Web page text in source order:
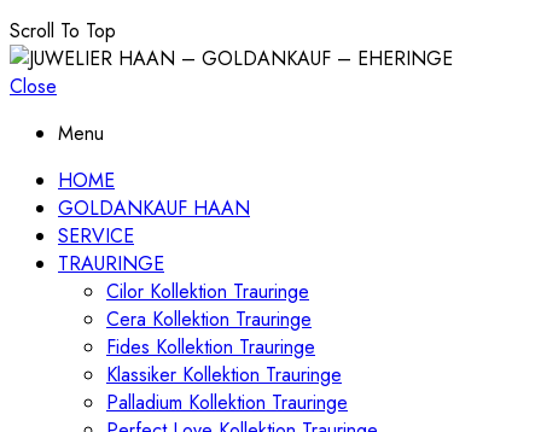
Scroll To Top
Close
Menu
HOME
GOLDANKAUF HAAN
SERVICE
TRAURINGE
Cilor Kollektion Trauringe
Cera Kollektion Trauringe
Fides Kollektion Trauringe
Klassiker Kollektion Trauringe
Palladium Kollektion Trauringe